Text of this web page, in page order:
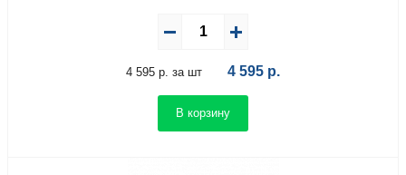
4 595 р. за шт 4 595 р.
В корзину